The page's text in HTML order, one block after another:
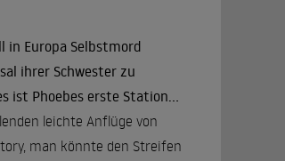
in Europa Selbstmord
ihrer Schwester zu
ist Phoebes erste Station...
leichte Anflüge von
man könnte den Streifen